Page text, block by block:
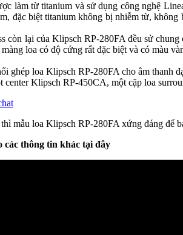
làm từ titanium và sử dụng công nghệ
đặc biệt titanium không bị nhiễm từ,
còn lại của Klipsch RP-280FA đều sử
loa có độ cứng rất đặc biệt và có màu
ghép loa Klipsch RP-280FA cho âm thanh
center Klipsch RP-450CA, một cặp loa
mẫu loa Klipsch RP-280FA xứng đáng để
các thông tin khác tại đây